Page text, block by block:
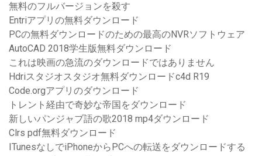
無料のフルバージョンを殺す
Entriアプリの無料ダウンロード
PCの無料ダウンロードのための最高のNVRソフトウェア
AutoCAD 2018学生版無料ダウンロード
これは映画の急流のダウンロードではありません
Hdriスタジオスタジオ無料ダウンロードc4d R19
Code.orgアプリのダウンロード
トレント経由で奇妙な帝国をダウンロード
新しいパンジャブ語の歌2018 mp4ダウンロード
Clrs pdf無料ダウンロード
ITunesなしでiPhoneからPCへの転送をダウンロードする